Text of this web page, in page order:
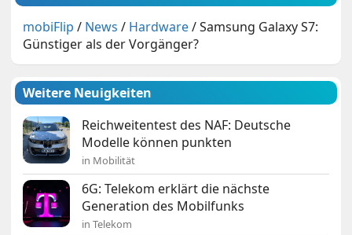
mobiFlip / News / Hardware/Samsung Galaxy S7:
Günstiger als der Vorgänger?
Weitere Neuigkeiten
Reichweitentest des NAF: Deutsche
Modelle können punkten
in Mobilität
6G: Telekom erklärt die nächste
Generation des Mobilfunks
in Telekom